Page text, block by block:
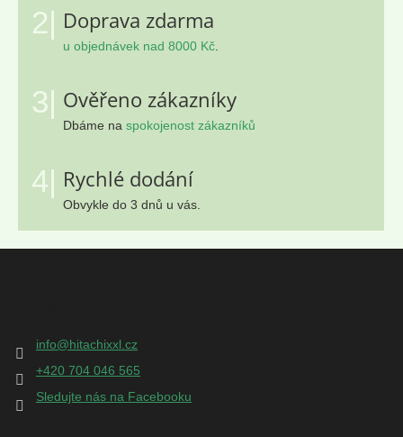
2| Doprava zdarma
u objednávek nad 8000 Kč
3| Ověřeno zákazníky
Dbáme na spokojenost zákazníků
4| Rychlé dodání
Obvykle do 3 dnů u vás.
Z
info@hitachixxl.cz
+420 704 046 565
Sledujte nás na Facebooku